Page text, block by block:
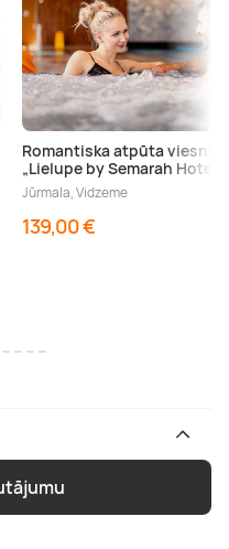
Romantiska atpūta viesnīcā
„Lielupe by Semarah
Jūrmala, Vidzeme
139,00 €